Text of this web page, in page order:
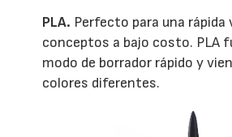
PLA. Perfecto para una rápida
conceptos a bajo costo. PLA
modo de borrador rápido y
colores diferentes.